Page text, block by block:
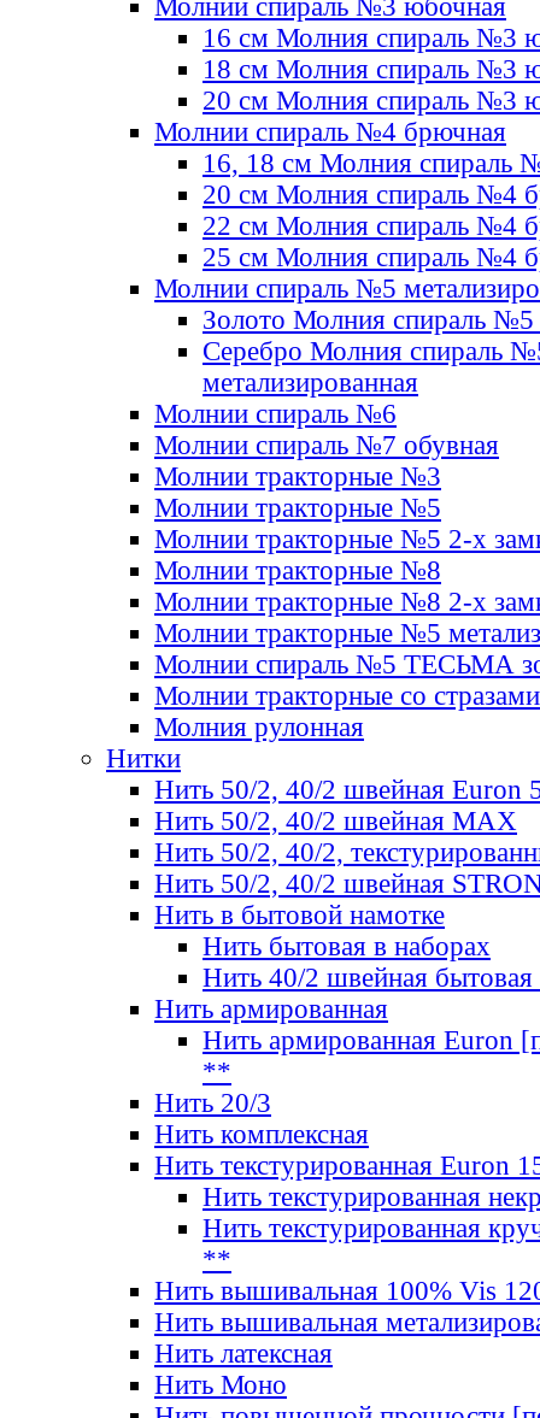
Молнии спираль №3 юбочная
16 см Молния спираль №3
18 см Молния спираль №3
20 см Молния спираль №3
Молнии спираль №4 брючная
16, 18 см Молния спираль
20 см Молния спираль №4
22 см Молния спираль №4
25 см Молния спираль №4
Молнии спираль №5
Золото Молния спираль №5
Серебро Молния спираль
метализированная
Молнии спираль №6
Молнии спираль №7 обувная
Молнии тракторные №3
Молнии тракторные №5
Молнии тракторные №5 2-х
Молнии тракторные №8
Молнии тракторные №8 2-х
Молнии тракторные №5
Молнии спираль №5 ТЕСЬМА
Молнии тракторные со стразами
Молния рулонная
Нитки
Нить 50/2, 40/2 швейная Euron
Нить 50/2, 40/2 швейная МАХ
Нить 50/2, 40/2,
Нить 50/2, 40/2 швейная
Нить в бытовой намотке
Нить бытовая в наборах
Нить 40/2 швейная бытовая
Нить армированная
Нить армированная Euron
**
Нить 20/3
Нить комплексная
Нить текстурированная Euron
Нить текстурированная
Нить текстурированная
**
Нить вышивальная 100% Vis
Нить вышивальная
Нить латексная
Нить Моно